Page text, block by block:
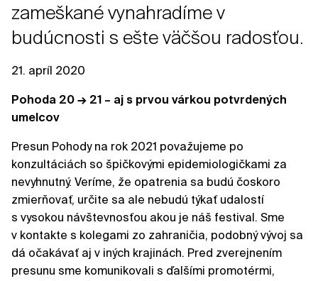
zameškané vynahradíme v
budúcnosti s ešte väčšou radosťou.
21. apríl 2020
Pohoda 20 → 21 – aj s prvou várkou potvrdených
umelcov
Presun Pohody na rok 2021 považujeme po
konzultáciách so špičkovými epidemiologičkami za
nevyhnutný. Veríme, že opatrenia sa budú čoskoro
zmierňovať, určite sa ale nebudú týkať udalostí
s vysokou návštevnosťou akou je náš festival. Sme
v kontakte s kolegami zo zahraničia, podobný vývoj sa
dá očakávať aj v iných krajinách. Pred zverejnením
presunu sme komunikovali s ďalšími promotérmi,